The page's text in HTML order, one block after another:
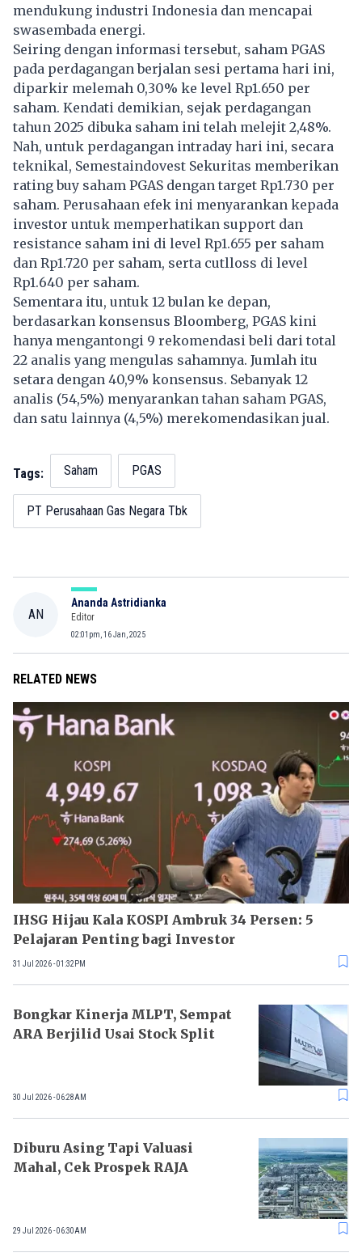
mendukung industri Indonesia dan mencapai
swasembada energi.
Seiring dengan informasi tersebut, saham PGAS
pada perdagangan berjalan sesi pertama hari ini,
diparkir melemah 0,30% ke level Rp1.650 per
saham. Kendati demikian, sejak perdagangan
tahun 2025 dibuka saham ini telah melejit 2,48%.
Nah, untuk perdagangan intraday hari ini, secara
teknikal, Semestaindovest Sekuritas memberikan
rating buy saham PGAS dengan target Rp1.730 per
saham. Perusahaan efek ini menyarankan kepada
investor untuk memperhatikan support dan
resistance saham ini di level Rp1.655 per saham
dan Rp1.720 per saham, serta cutlloss di level
Rp1.640 per saham.
Sementara itu, untuk 12 bulan ke depan,
berdasarkan konsensus Bloomberg, PGAS kini
hanya mengantongi 9 rekomendasi beli dari total
22 analis yang mengulas sahamnya. Jumlah itu
setara dengan 40,9% konsensus. Sebanyak 12
analis (54,5%) menyarankan tahan saham PGAS,
dan satu lainnya (4,5%) merekomendasikan jual.
Tags: Saham PGAS
PT Perusahaan Gas Negara Tbk
AN
Ananda Astridianka
Editor
02:01pm, 16 Jan, 2025
RELATED NEWS
IHSG Hijau Kala KOSPI Ambruk 34 Persen: 5
Pelajaran Penting bagi Investor
31 Jul 2026 - 01:32PM
Bongkar Kinerja MLPT, Sempat
ARA Berjilid Usai Stock Split
30 Jul 2026 - 06:28AM
Diburu Asing Tapi Valuasi
Mahal, Cek Prospek RAJA
29 Jul 2026 - 06:30AM